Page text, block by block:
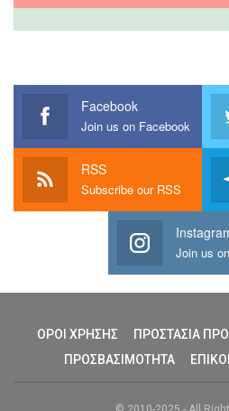
Facebook
Join us on Facebook
RSS
Subscribe our RSS
Join us
ΟΡΟΙ ΧΡΗΣΗΣ
ΠΡΟΣΤΑΣΙΑ
ΠΡΟΣΒΑΣΙΜΟΤΗΤΑ